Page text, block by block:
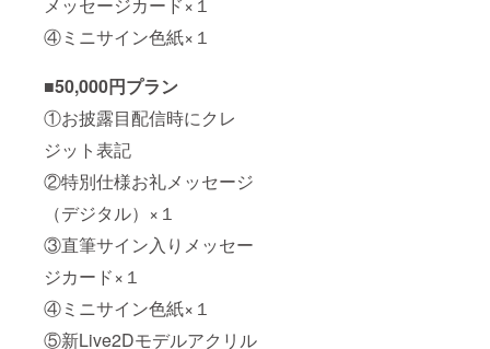
メッセージカード×１
④ミニサイン色紙×１
■50,000円プラン
①お披露目配信時にクレ
ジット表記
②特別仕様お礼メッセージ
（デジタル）×１
③直筆サイン入りメッセー
ジカード×１
④ミニサイン色紙×１
⑤新Live2Dモデルアクリル